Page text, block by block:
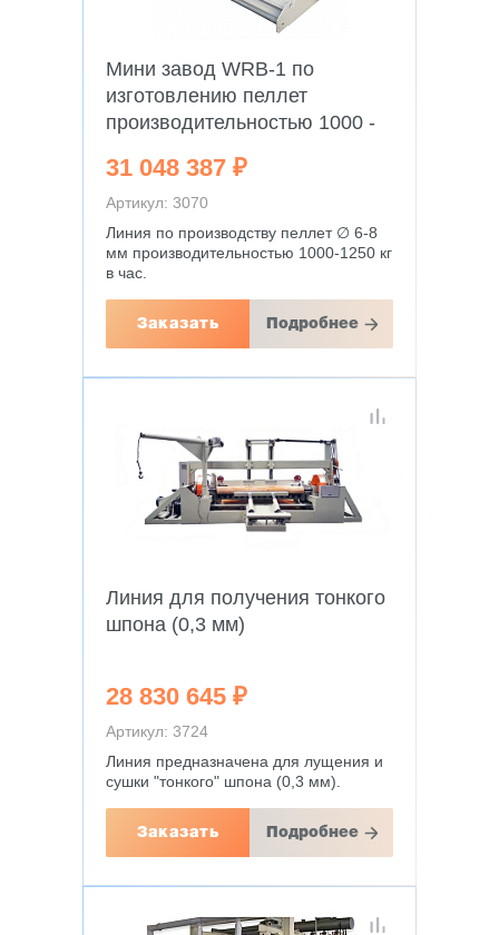
Мини завод WRB-1 по
изготовлению пеллет
производительностью 1000 -
31 048 387 ₽
Артикул: 3070
Линия по производству пеллет ∅ 6-8
мм производительностью 1000-1250 кг
в час.
Заказать Подробнее
Линия для получения тонкого
шпона (0,3 мм)
28 830 645 ₽
Артикул: 3724
Линия предназначена для лущения и
сушки "тонкого" шпона (0,3 мм).
Заказать Подробнее